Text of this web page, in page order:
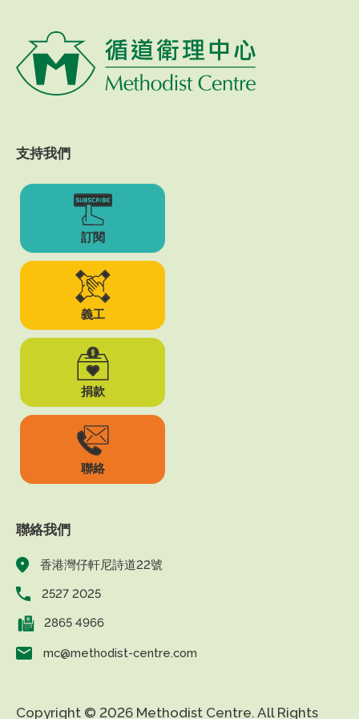
支持我們
訂閱
義工
捐款
聯絡
聯絡我們
香港灣仔軒尼詩道22號
2527 2025
2865 4966
mc@methodist-centre.com
Copyright © 2026 Methodist Centre. All Rights